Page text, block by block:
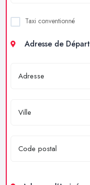
Taxi conventionné
Adresse de Départ